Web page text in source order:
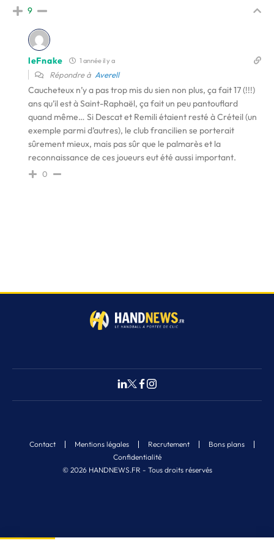
Fermer
9
leFnake 1 année il y a
Répondre à Averell
Caucheteux n’y a pas trop mis du sien non plus, ça fait 17 (!!!)
ans qu’il est à Saint-Raphaël, ça fait un peu pantouflard
quand même… Si Descat et Remili étaient resté à Créteil (un
exemple parmi d’autres), le club francilien se porterait
sûrement mieux, mais pas sûr que le palmarès et la
reconnaissance de ces joueurs eut été aussi important.
0
© 2026 HANDNEWS.FR - Tous droits réservés
Contact Mentions légales Recrutement
Bons plans
Confidentialité
2